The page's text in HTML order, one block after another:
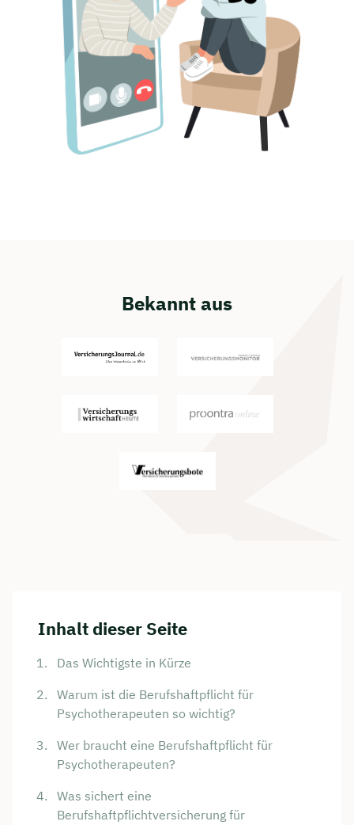
Bekannt aus
Inhalt dieser Seite
Das Wichtigste in Kürze
Warum ist die Berufshaftpflicht für
Psychotherapeuten so wichtig?
Wer braucht eine Berufshaftpflicht für
Psychotherapeuten?
Was sichert eine
Berufshaftpflichtversicherung für